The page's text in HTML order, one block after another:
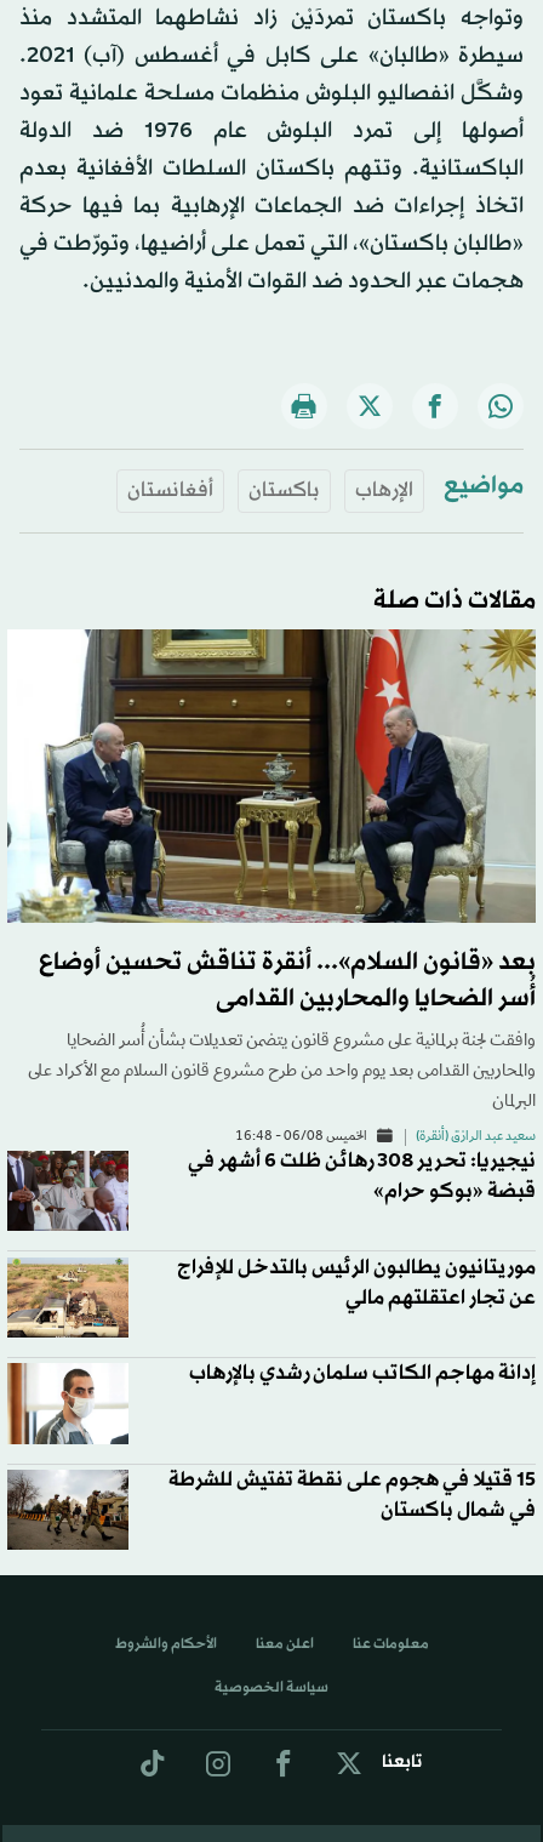
وتواجه باكستان تمردَيْن زاد نشاطهما المتشدد منذ
سيطرة «طالبان» على كابل في أغسطس (آب) 2021.
وشكَّل انفصاليو البلوش منظمات مسلحة علمانية تعود
أصولها إلى تمرد البلوش عام 1976 ضد الدولة
الباكستانية. وتتهم باكستان السلطات الأفغانية بعدم
اتخاذ إجراءات ضد الجماعات الإرهابية بما فيها حركة
«طالبان باكستان»، التي تعمل على أراضيها، وتورّطت في
هجمات عبر الحدود ضد القوات الأمنية والمدنيين.
مواضيع الإرهاب باكستان أفغانستان
مقالات ذات صلة
بعد «قانون السلام»... أنقرة تناقش تحسين أوضاع
أُسر الضحايا والمحاربين القدامى
وافقت لجنة برلمانية على مشروع قانون يتضمن تعديلات بشأن أُسر الضحايا
والمحاربين القدامى بعد يوم واحد من طرح مشروع قانون السلام مع الأكراد على
البرلمان
سعيد عبد الرازق (أنقرة) الخميس 06/08 - 16:48
نيجيريا: تحرير 308 رهائن ظلت 6 أشهر في
قبضة «بوكو حرام»
موريتانيون يطالبون الرئيس بالتدخل للإفراج
عن تجار اعتقلتهم مالي
إدانة مهاجم الكاتب سلمان رشدي بالإرهاب
15 قتيلا في هجوم على نقطة تفتيش للشرطة
في شمال باكستان
تابعنا
معلومات عنا اعلن معنا الأحكام والشروط
سياسة الخصوصية